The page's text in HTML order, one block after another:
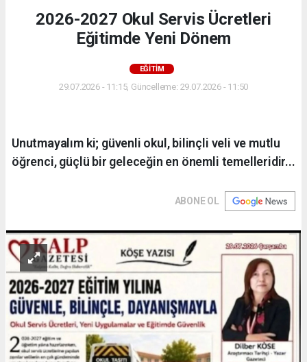
2026-2027 Okul Servis Ücretleri
Eğitimde Yeni Dönem
EĞİTİM
29.07.2026 - 11:15, Güncelleme: 29.07.2026 - 11:50
Unutmayalım ki; güvenli okul, bilinçli veli ve mutlu
öğrenci, güçlü bir geleceğin en önemli temelleridir...
ABONE OL